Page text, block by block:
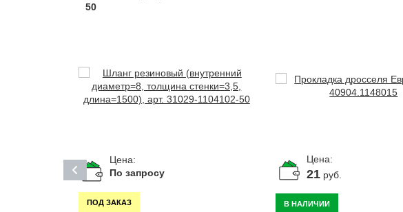
50
Цена:
По запросу
ПОД ЗАКАЗ
Цена:
21 руб.
В НАЛИЧИИ